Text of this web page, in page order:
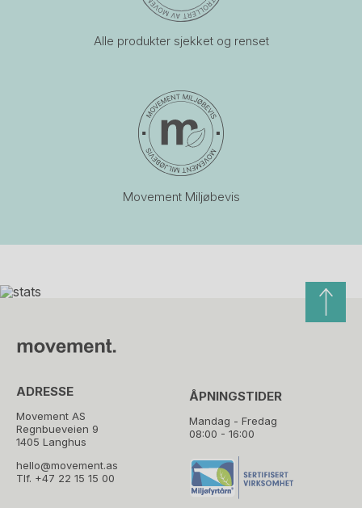
Alle produkter sjekket og renset
Movement Miljøbevis
ADRESSE
Movement AS
Regnbueveien 9
1405 Langhus
hello@movement.as
Tlf. +47 22 15 15 00
ÅPNINGSTIDER
Mandag - Fredag
08:00 - 16:00